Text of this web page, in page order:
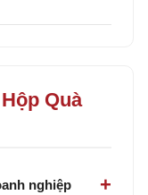
Quà
nghiệp